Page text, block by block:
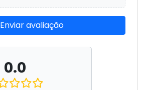
Enviar avaliação
0.0